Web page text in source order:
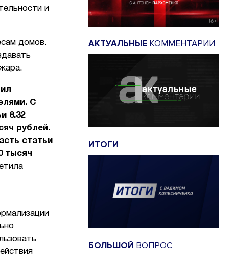
и
домов.
С
8.32
рублей.
статьи
тысяч
АКТУАЛЬНЫЕ КОММЕНТАРИИ
ИТОГИ
БОЛЬШОЙ ВОПРОС